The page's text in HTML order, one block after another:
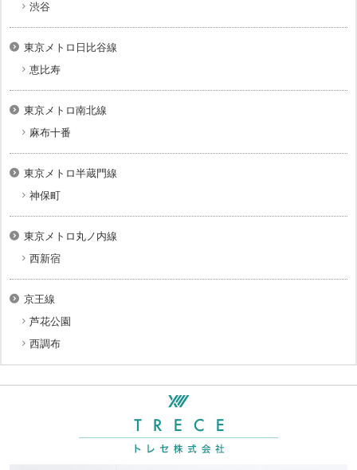
渋谷
東京メトロ日比谷線
恵比寿
東京メトロ南北線
麻布十番
東京メトロ半蔵門線
神保町
東京メトロ丸ノ内線
西新宿
京王線
芦花公園
西調布